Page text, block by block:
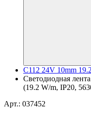
C112 24V 10mm
Светодиодная
(19.2 W/m, IP20,
Арт.: 037452